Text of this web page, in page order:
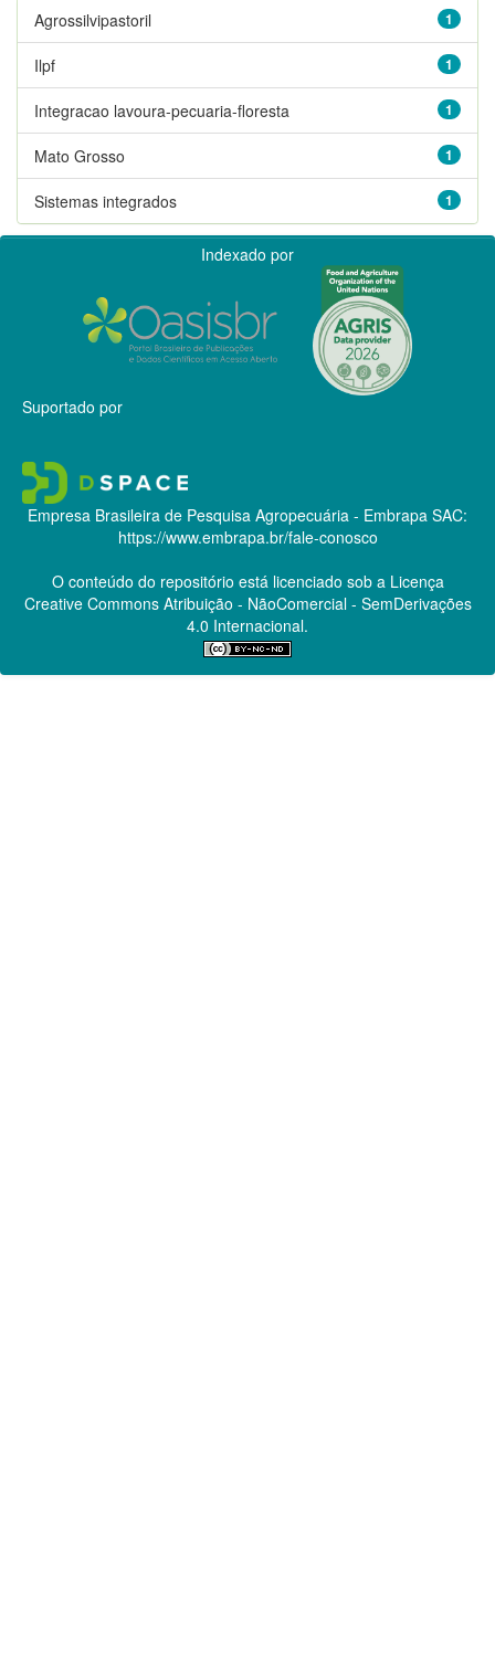
1
Agrossilvipastoril
1
Ilpf
1
Integracao lavoura-pecuaria-floresta
1
Mato Grosso
1
Sistemas integrados
Indexado por
Suportado por
Empresa Brasileira de Pesquisa Agropecuária - Embrapa SAC:
https://www.embrapa.br/fale-conosco
O conteúdo do repositório está licenciado sob a Licença
Creative CommonsAtribuição - NãoComercial - SemDerivações
4.0 Internacional.